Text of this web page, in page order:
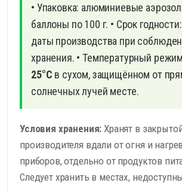
• Упаковка: алюминиевые
баллоны по 100 г. • Срок годности:
даты производства при
хранения. • Температурный
25°С в сухом, защищённом от
солнечных лучей месте.
Условия хранения: Хранят в
производителя вдали от огня и
приборов, отдельно от продуктов
Следует хранить в местах,